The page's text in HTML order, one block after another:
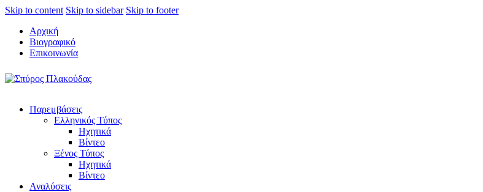
Skip to content Skip to sidebar Skip to footer
Αρχική
Βιογραφικό
Επικοινωνία
Παρεμβάσεις
Ελληνικός Τύπος
Ηχητικά
Βίντεο
Ξένος Τύπος
Ηχητικά
Βίντεο
Αναλύσεις